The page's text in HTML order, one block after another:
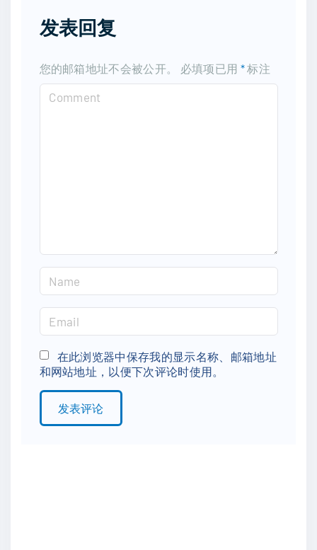
发表回复
您的邮箱地址不会被公开。 必填项已用 *标注
a
e
*
m
a
i
l
在此浏览器中保存我的显示名称、邮箱地址
和网站地址，以便下次评论时使用。